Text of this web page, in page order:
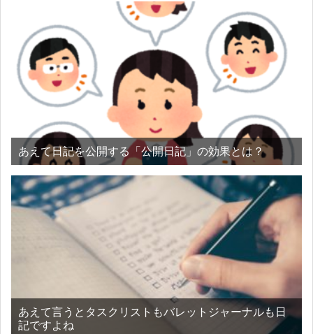
あえて日記を公開する「公開日記」の効果とは？
あえて言うとタスクリストもバレットジャーナルも日
記ですよね